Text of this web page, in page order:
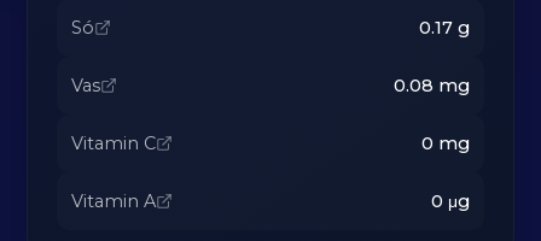
Só 0.17g
Vas 0.08 mg
Vitamin C 0 mg
Vitamin A 0 μg